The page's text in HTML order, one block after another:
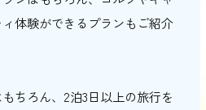
体験ができるプランもご紹介
ちろん、2泊3日以上の旅行を